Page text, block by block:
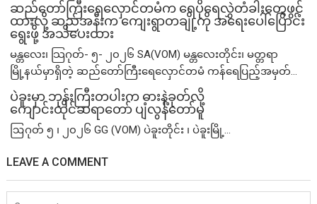
ဆည်တော်ကြီးရေလှောင်တမံက ရေပိုရေလွှဲတံခါးတွေဖွင့်
ထားလို့ ဆည်အနီးက ကျေးရွာတချို့ကို အရေးပေါ်ပြောင်း
ရွေးဖို့ အသိပေးထား
မန္တလေး၊ သြဂုတ်- ၅- ၂၀၂၆ SA(VOM) မန္တလေးတိုင်း၊ မတ္တရာ
မြို့နယ်မှာရှိတဲ့ ဆည်တော်ကြီးရေလှောင်တမံ ကန်ရေပြည့်အမှတ်...
ပဲခူးမှာ ဘုန်းကြီးတပါးက ဓားနဲ့ခုတ်လို့
ကျောင်းထိုင်ဆရာတော် ပျံလွန်တော်မူ
ဩဂုတ် ၅ ၊ ၂၀၂၆ GG (VOM) ပဲခူးတိုင်း ၊ ပဲခူးမြို့...
LEAVE A COMMENT